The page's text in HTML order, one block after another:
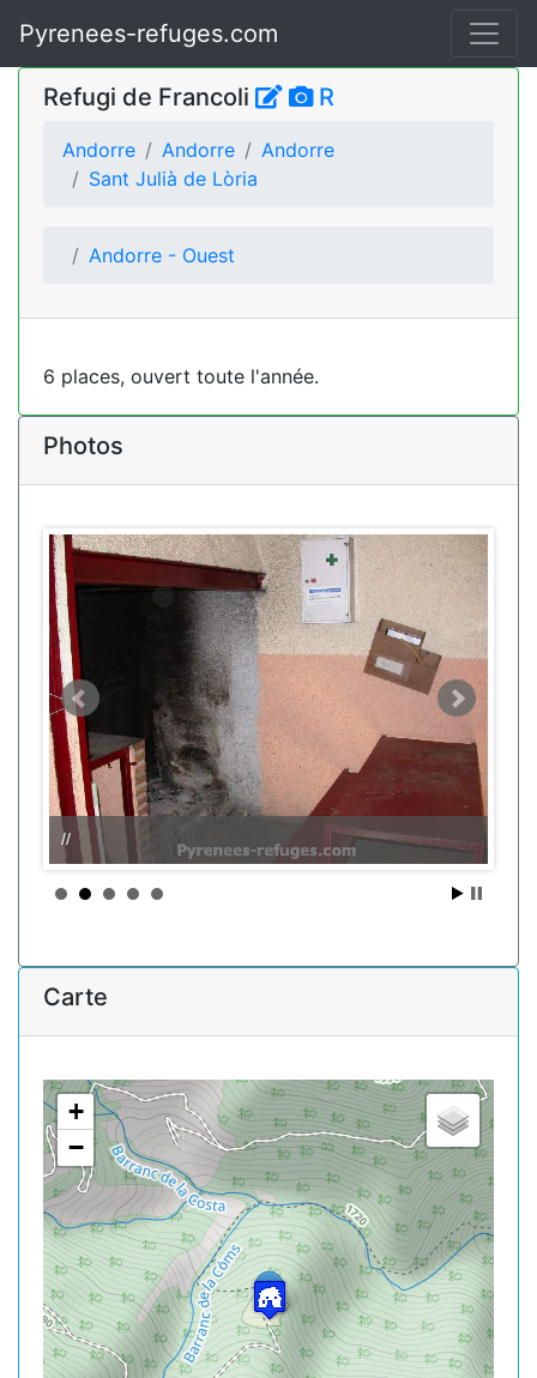
Pyrenees-refuges.com
Refugi de Francoli R
Andorre Andorre
Andorre
Sant Julià de Lòria
Andorre - Ouest
6 places, ouvert toute l'année.
Photos
//
Carte
+
−